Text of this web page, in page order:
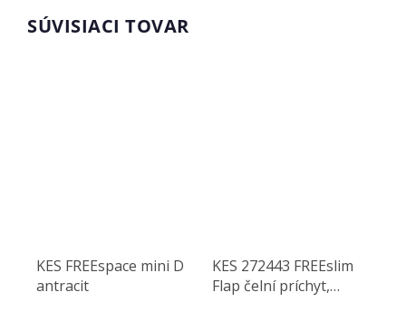
SÚVISIACI TOVAR
KES FREEspace mini D
antracit
KES 272443 FREEslim
Flap čelní príchyt,